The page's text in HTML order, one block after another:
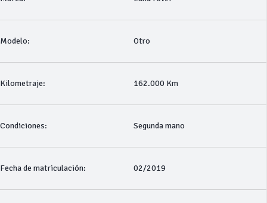
Modelo: Otro
Kilometraje: 162.000 Km
Condiciones: Segunda mano
Fecha de matriculación: 02/2019